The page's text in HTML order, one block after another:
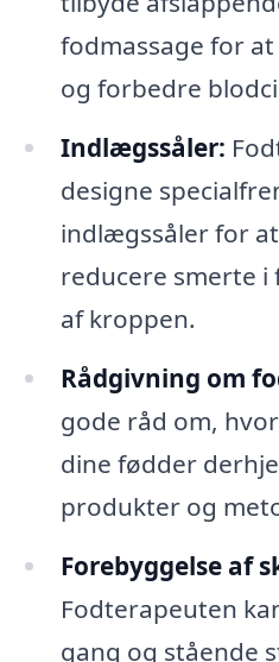
fodmassage for
og forbedre
Indlægssåler:
designe
indlægssåler for
reducere smerte
af kroppen.
Rådgivning om
gode råd om,
dine fødder
produkter og
Forebyggelse af
Fodterapeuten
gang og stående